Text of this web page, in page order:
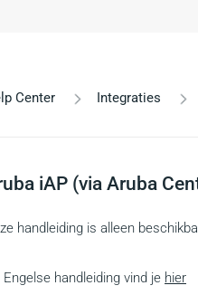
Center Integraties
iAP (via Aruba
handleiding is alleen
Engelse handleiding vind je hier